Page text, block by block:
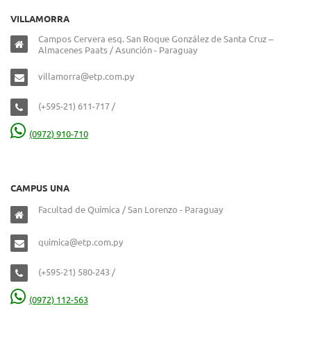
VILLAMORRA
Campos Cervera esq. San Roque González de Santa Cruz –
Almacenes Paats / Asunción - Paraguay
villamorra@etp.com.py
(+595-21) 611-717 /
(0972) 910-710
CAMPUS UNA
Facultad de Química / San Lorenzo - Paraguay
quimica@etp.com.py
(+595-21) 580-243 /
(0972) 112-563